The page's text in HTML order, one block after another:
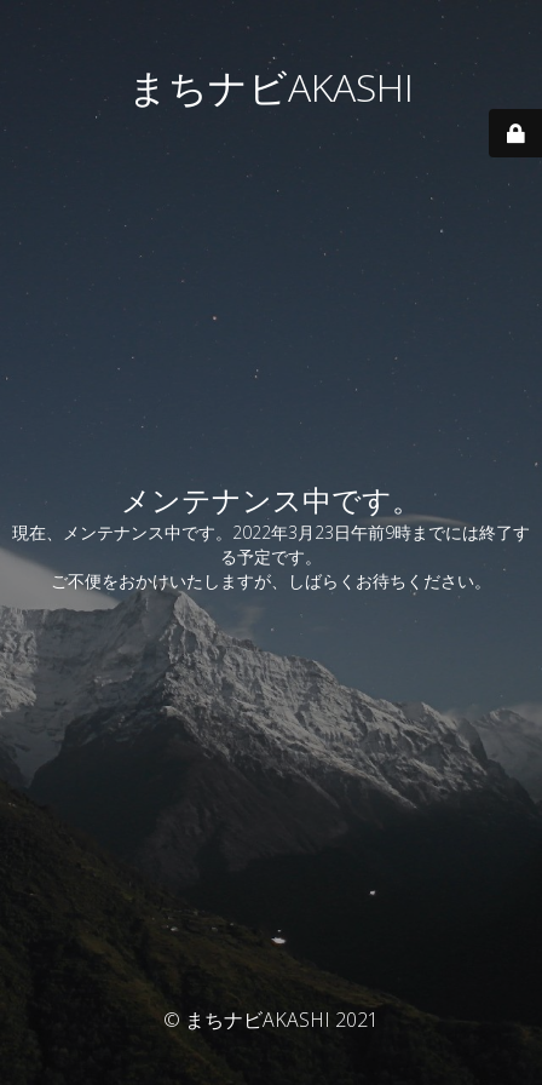
まちナビAKASHI
メンテナンス中です。
現在、メンテナンス中です。2022年3月23日午前9時までには終了す
る予定です。
ご不便をおかけいたしますが、しばらくお待ちください。
© まちナビAKASHI 2021